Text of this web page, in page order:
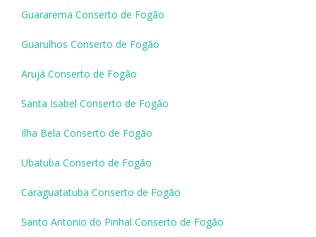
Guararema Conserto de Fogão
Guarulhos Conserto de Fogão
Arujá Conserto de Fogão
Santa Isabel Conserto de Fogão
Ilha Bela Conserto de Fogão
Ubatuba Conserto de Fogão
Caraguatatuba Conserto de Fogão
Santo Antonio do Pinhal Conserto de Fogão